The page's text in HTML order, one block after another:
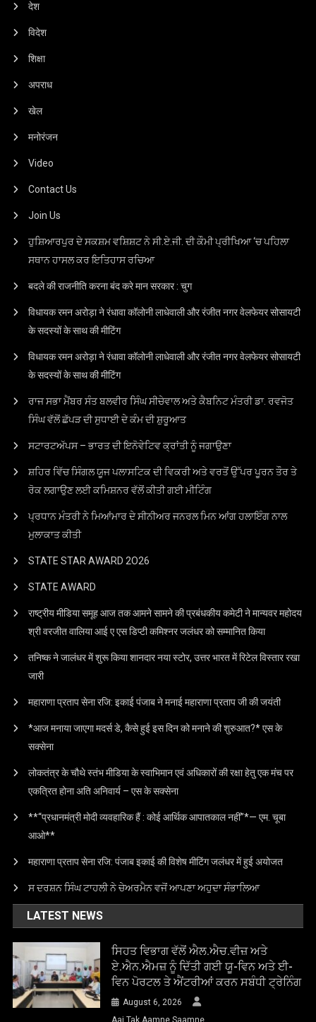
देश
विदेश
शिक्षा
अपराध
खेल
मनोरंजन
Video
Contact Us
Join Us
ਹੁਸ਼ਿਆਰਪੁਰ ਦੇ ਸਕਸ਼ਮ ਵਸ਼ਿਸ਼ਟ ਨੇ ਸੀ.ਏ.ਜੀ. ਦੀ ਕੌਮੀ ਪ੍ਰੀਖਿਆ ‘ਚ ਪਹਿਲਾ
ਸਥਾਨ ਹਾਸਲ ਕਰ ਇਤਿਹਾਸ ਰਚਿਆ
बदले की राजनीति करना बंद करे मान सरकार : चुग
विधायक रमन अरोड़ा ने रंधावा कॉलोनी लाधेवाली और रंजीत नगर वेलफेयर सोसायटी
के सदस्यों के साथ की मीटिंग
विधायक रमन अरोड़ा ने रंधावा कॉलोनी लाधेवाली और रंजीत नगर वेलफेयर सोसायटी
के सदस्यों के साथ की मीटिंग
ਰਾਜ ਸਭਾ ਮੈਂਬਰ ਸੰਤ ਬਲਵੀਰ ਸਿੰਘ ਸੀਚੇਵਾਲ ਅਤੇ ਕੈਬਨਿਟ ਮੰਤਰੀ ਡਾ. ਰਵਜੋਤ
ਸਿੰਘ ਵੱਲੋਂ ਛੱਪੜ ਦੀ ਸੁਧਾਈ ਦੇ ਕੰਮ ਦੀ ਸ਼ੁਰੂਆਤ
ਸਟਾਰਟਅੱਪਸ – ਭਾਰਤ ਦੀ ਇਨੋਵੇਟਿਵ ਕ੍ਰਾਂਤੀ ਨੂੰ ਜਗਾਉਣਾ
ਸ਼ਹਿਰ ਵਿੱਚ ਸਿੰਗਲ ਯੂਜ ਪਲਾਸਟਿਕ ਦੀ ਵਿਕਰੀ ਅਤੇ ਵਰਤੋਂ ਉੱਪਰ ਪੂਰਨ ਤੌਰ ਤੇ
ਰੋਕ ਲਗਾਉਣ ਲਈ ਕਮਿਸ਼ਨਰ ਵੱਲੋਂ ਕੀਤੀ ਗਈ ਮੀਟਿੰਗ
ਪ੍ਰਧਾਨ ਮੰਤਰੀ ਨੇ ਮਿਆਂਮਾਰ ਦੇ ਸੀਨੀਅਰ ਜਨਰਲ ਮਿਨ ਆਂਗ ਹਲਾਇੰਗ ਨਾਲ
ਮੁਲਾਕਾਤ ਕੀਤੀ
STATE STAR AWARD 2O26
STATE AWARD
राष्ट्रीय मीडिया समूह आज तक आमने सामने की प्रबंधकीय कमेटी ने मान्यवर महोदय
श्री वरजीत वालिया आई ए एस डिप्टी कमिश्नर जलंधर को सम्मानित किया
तनिष्क ने जालंधर में शुरू किया शानदार नया स्टोर, उत्तर भारत में रिटेल विस्तार रखा
जारी
महाराणा प्रताप सेना रजि: इकाई पंजाब ने मनाई महाराणा प्रताप जी की जयंती
*आज मनाया जाएगा मदर्स डे, कैसे हुई इस दिन को मनाने की शुरुआत?* एस के
सक्सेना
लोकतंत्र के चौथे स्तंभ मीडिया के स्वाभिमान एवं अधिकारों की रक्षा हेतु एक मंच पर
एकत्रित होना अति अनिवार्य – एस के सक्सेना
**“प्रधानमंत्री मोदी व्यवहारिक हैं : कोई आर्थिक आपातकाल नहीं”*— एम. चूबा
आओ**
महाराणा प्रताप सेना रजि: पंजाब इकाई की विशेष मीटिंग जलंधर में हुई अयोजत
ਸ ਦਰਸ਼ਨ ਸਿੰਘ ਟਾਹਲੀ ਨੇ ਚੇਅਰਮੈਨ ਵਜੋਂ ਆਪਣਾ ਅਹੁਦਾ ਸੰਭਾਲਿਆ
LATEST NEWS
ਸਿਹਤ ਵਿਭਾਗ ਵੱਲੋਂ ਐਲ.ਐਚ.ਵੀਜ਼ ਅਤੇ
ਏ.ਐਨ.ਐਮਜ਼ ਨੂੰ ਦਿੱਤੀ ਗਈ ਯੂ-ਵਿਨ ਅਤੇ ਈ-
ਵਿਨ ਪੋਰਟਲ ਤੇ ਐਂਟਰੀਆਂ ਕਰਨ ਸਬੰਧੀ ਟ੍ਰੇਨਿੰਗ
August 6, 2026
Aaj Tak Aamne Saamne